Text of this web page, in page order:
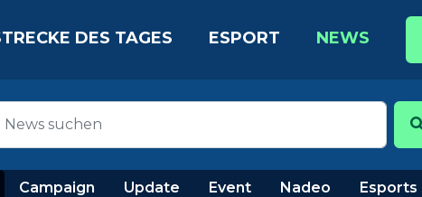
DES TAGES ESPORT NEWS
Campaign Update Event Nadeo Esports